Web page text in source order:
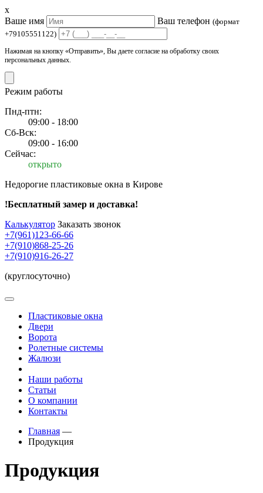
x
Ваше имя
Ваш телефон (формат
+79105551122)
Нажимая на кнопку «Отправить», Вы даете согласие на обработку своих
персональных данных.
Режим работы
Пнд-птн:
09:00 - 18:00
Сб-Вск:
09:00 - 16:00
Сейчас:
открыто
Недорогие пластиковые окна в Кирове
!Бесплатный замер и доставка!
Калькулятор Заказать звонок
+7(961)123-66-66
+7(910)868-25-26
+7(910)916-26-27
(круглосуточно)
Пластиковые окна
Двери
Ворота
Ролетные системы
Жалюзи
Наши работы
Статьи
О компании
Контакты
Главная —
Продукция
Продукция